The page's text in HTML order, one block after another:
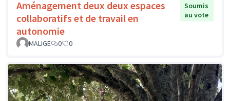
Aménagement deux deux espaces
collaboratifs et de travail en
autonomie
Soumis
au vote
MALIGE 0 0